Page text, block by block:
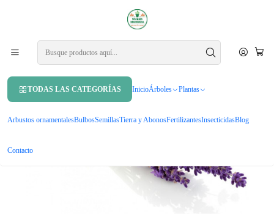
TODAS LAS CATEGORÍAS InicioÁrboles Plantas
Arbustos ornamentalesBulbosSemillasTierra y AbonosFertilizantesInsecticidasBlog
Contacto
APROVECHA UN 10% DE DCTO. EN TU PRIMERA COMPRA USANDO
Inicio
Arbustos ornamentales
Lavanda Inglesa Planta Arbusto Ornamental